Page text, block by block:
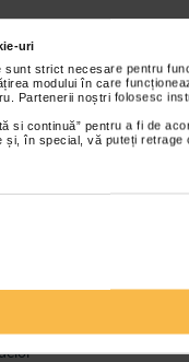
uri
sunt strict necesare pentru
modului în care
Partenerii noștri folosesc
si continuă” pentru a fi de
și, în special, vă puteți
sterile din tifon
si a interventiilor
tifon Matocomp
fibrelor